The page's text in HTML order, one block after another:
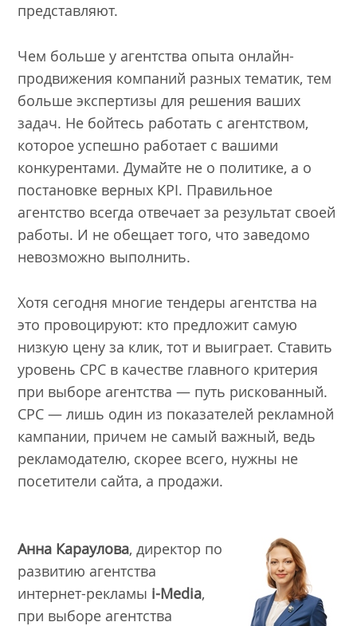
представляют.
Чем больше у агентства опыта онлайн-
продвижения компаний разных тематик, тем
больше экспертизы для решения ваших
задач. Не бойтесь работать с агентством,
которое успешно работает с вашими
конкурентами. Думайте не о политике, а о
постановке верных KPI. Правильное
агентство всегда отвечает за результат своей
работы. И не обещает того, что заведомо
невозможно выполнить.
Хотя сегодня многие тендеры агентства на
это провоцируют: кто предложит самую
низкую цену за клик, тот и выиграет. Ставить
уровень СРС в качестве главного критерия
при выборе агентства — путь рискованный.
СРС — лишь один из показателей рекламной
кампании, причем не самый важный, ведь
рекламодателю, скорее всего, нужны не
посетители сайта, а продажи.
Анна Караулова, директор по
развитию агентства
интернет-рекламы i-Media,
при выборе агентства